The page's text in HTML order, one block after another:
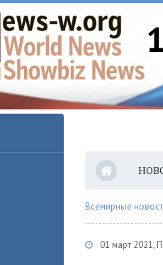
Всемирные
01 март 2021,